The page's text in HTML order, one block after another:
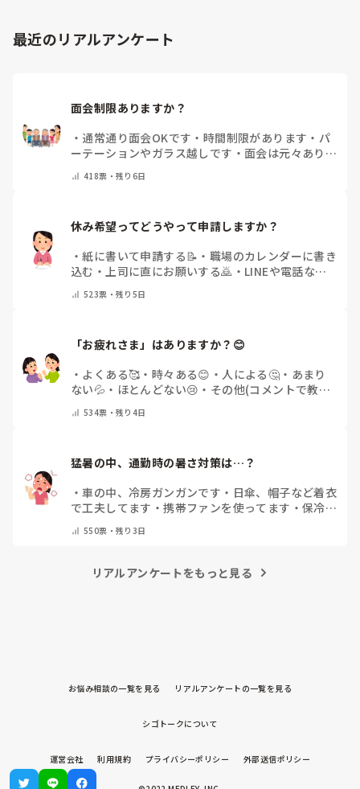
て頂きました。
同じ仲間として、その疑問もよーく分かるところでしたの
最近のリアルアンケート
面会制限ありますか？
・ 通常通り面会OKです ・ 時間制限があります ・ パ
ーテーションやガラス越しです ・ 面会は元々ありま
418票・残り6日
休み希望ってどうやって申請しますか？
・紙に書いて申請する📝 ・ 職場のカレンダーに書き
込む ・ 上司に直にお願いする🙇 ・ LINEや電話など
523票・残り5日
「お疲れさま」はありますか？😊
・ よくある🥰 ・ 時々ある😊 ・ 人による🤔 ・ あまり
ない💦 ・ ほとんどない😢 ・ その他(コメントで教え
534票・残り4日
猛暑の中、通勤時の暑さ対策は…？
・車の中、冷房ガンガンです ・ 日傘、帽子など着衣
で工夫してます ・携帯ファンを使ってます ・ 保冷剤
ん ・その他（コメントで教えて下さい）
550票・残り3日
リアルアンケートをもっと見る
お悩み相談の一覧を見る リアルアンケートの一覧を見る
シゴトークについて
運営会社 利用規約 プライバシーポリシー 外部送信ポリシー